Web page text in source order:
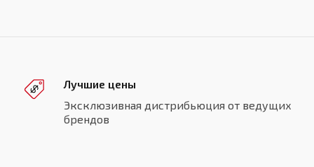
Лучшие цены
Эксклюзивная дистрибьюция от ведущих
брендов